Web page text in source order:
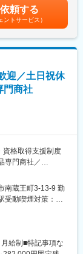
けることができま
社内公募制度によ
ント、本社工場で
ど積極的なキャ
の機会もあり、そ
、患者双方に貢献
から入り、徐々に
の勉強会も実施し
ます。
を続けています～
い信頼を獲得して
す。
ポートしていま
医療材料、医療機
合優位性】売り
頂いております。
なっており、患
■賞与：年3回
動します））賃金
下する可能性が
です。
頼する
ントサービス）
迎／土日祝休
門商社
資格取得支援制度
専門商社／
る医療機器のルー
機器メーカーとの
る医療機器のルー
、管理を行いま
南蔵王町3-13-9 勤
受動喫煙対策：屋
給制■特記事項な